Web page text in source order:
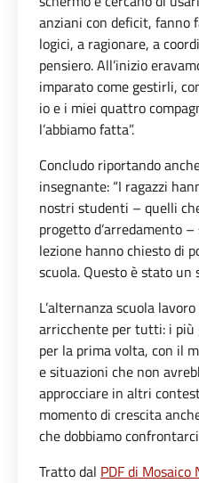
anziani con deficit, fanno
logici, a ragionare, a
pensiero. All’inizio
imparato come gestirli,
io e i miei quattro
l’abbiamo fatta”.
Concludo riportando
insegnante: “I ragazzi
nostri studenti – quelli
progetto d’arredamento
lezione hanno chiesto di
scuola. Questo è stato
L’alternanza scuola
arricchente per tutti: i più
per la prima volta, con il
e situazioni che non
approcciare in altri
momento di crescita
che dobbiamo
Tratto dal PDF di Mosaico